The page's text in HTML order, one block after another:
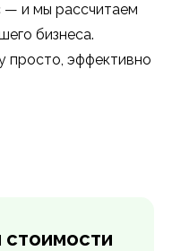
— и мы рассчитаем
бизнеса.
просто, эффективно